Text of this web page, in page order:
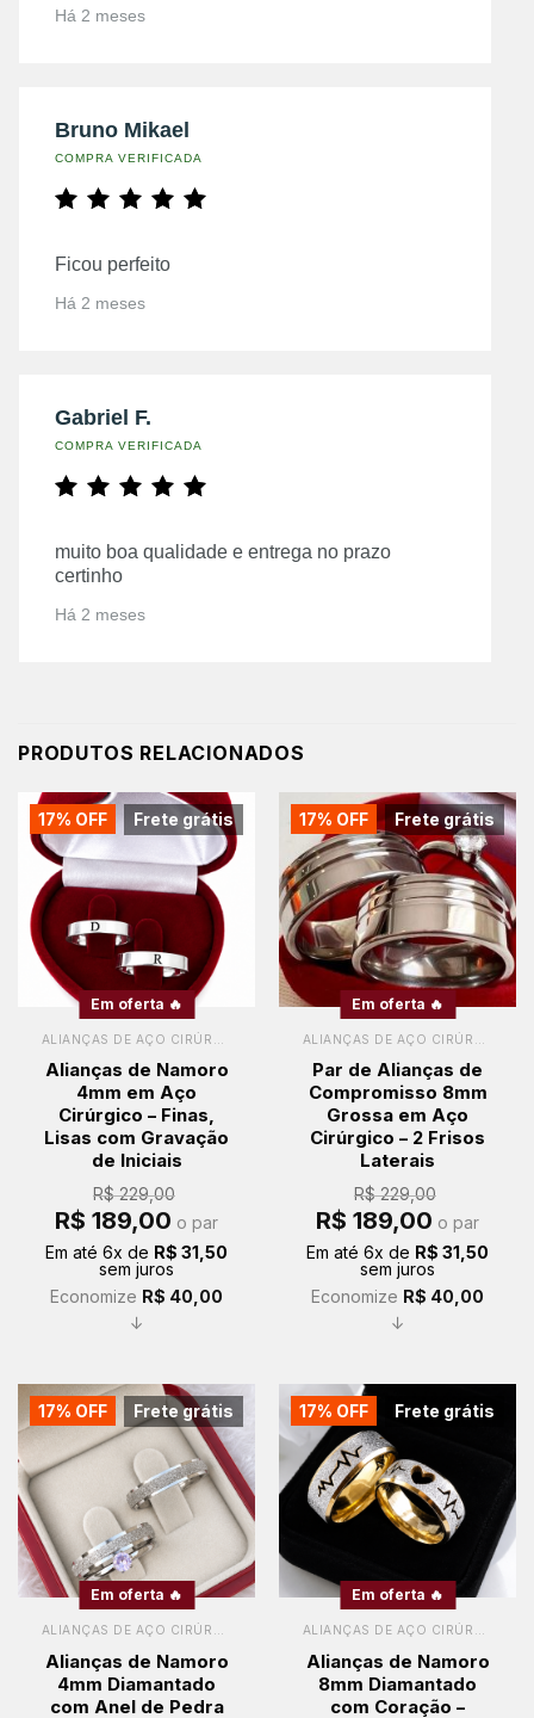
Há 2 meses
Bruno Mikael
COMPRA VERIFICADA
Ficou perfeito
Há 2 meses
Gabriel F.
COMPRA VERIFICADA
muito boa qualidade e entrega no prazo
certinho
Há 2 meses
PRODUTOS RELACIONADOS
Frete grátis
17% OFF
Em oferta 🔥
Alianças de Namoro
4mm em Aço
Cirúrgico – Finas,
Lisas com Gravação
de Iniciais
R$229,00
O
preço
era:
R$ 229,00.
R$ 189,00 preço
atual
é:
R$ 189,00.
o par
Em até 6x de R$ 31,50
sem juros
Economize R$ 40,00
↓
Frete grátis
17% OFF
Em oferta 🔥
Par de Alianças de
Compromisso 8mm
Grossa em Aço
Cirúrgico – 2 Frisos
Laterais
R$229,00
O
preço
era:
R$ 229,00.
R$ 189,00 preço
atual
é:
R$ 189,00.
o par
Em até 6x de R$ 31,50
sem juros
Economize R$ 40,00
↓
Frete grátis
17% OFF
Em oferta 🔥
Alianças de Namoro
4mm Diamantado
com Anel de Pedra
Frete grátis
17% OFF
Em oferta 🔥
Alianças de Namoro
8mm Diamantado
com Coração –